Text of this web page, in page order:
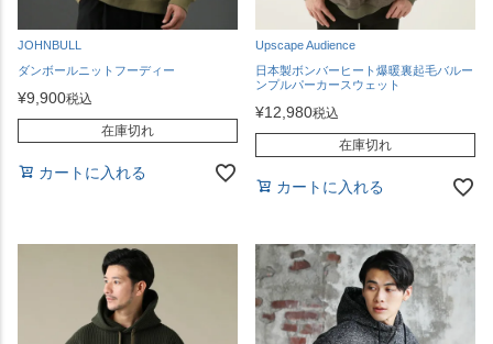
JOHNBULL
ダンボールニットフーディー
¥9,900税込
在庫切れ
カートに入れる
Upscape Audience
日本製ボンバーヒート爆暖裏起毛バルー
ンプルパーカースウェット
¥12,980税込
在庫切れ
カートに入れる